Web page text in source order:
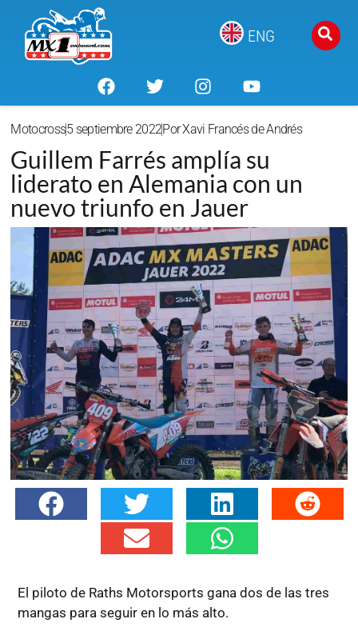
ENG
Motocross5 septiembre 2022PorXavi Francés de Andrés
Guillem Farrés amplía su
liderato en Alemania con un
nuevo triunfo en Jauer
El piloto de Raths Motorsports gana dos de las tres
mangas para seguir en lo más alto.